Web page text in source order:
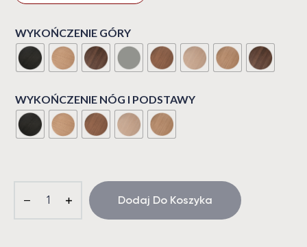
WYKOŃCZENIE GÓRY
WYKOŃCZENIE NÓG I PODSTAWY
Dodaj Do Koszyka